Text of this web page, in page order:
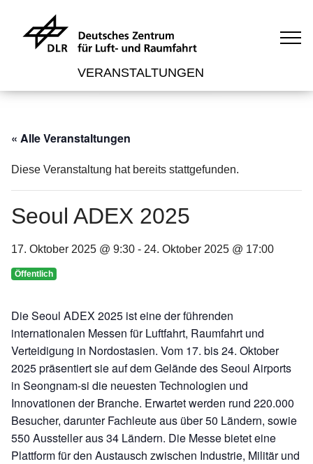
VERANSTALTUNGEN
« Alle Veranstaltungen
Diese Veranstaltung hat bereits stattgefunden.
Seoul ADEX 2025
17. Oktober 2025 @ 9:30 - 24. Oktober 2025 @ 17:00
Öffentlich
Die Seoul ADEX 2025 ist eine der führenden
internationalen Messen für Luftfahrt, Raumfahrt und
Verteidigung in Nordostasien. Vom 17. bis 24. Oktober
2025 präsentiert sie auf dem Gelände des Seoul Airports
in Seongnam-si die neuesten Technologien und
Innovationen der Branche. Erwartet werden rund 220.000
Besucher, darunter Fachleute aus über 50 Ländern, sowie
550 Aussteller aus 34 Ländern. Die Messe bietet eine
Plattform für den Austausch zwischen Industrie, Militär und